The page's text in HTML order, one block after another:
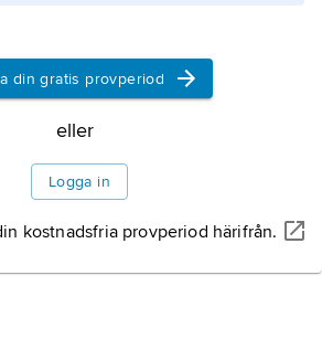
din gratis provperiod
eller
Logga in
kostnadsfria provperiod härifrån.